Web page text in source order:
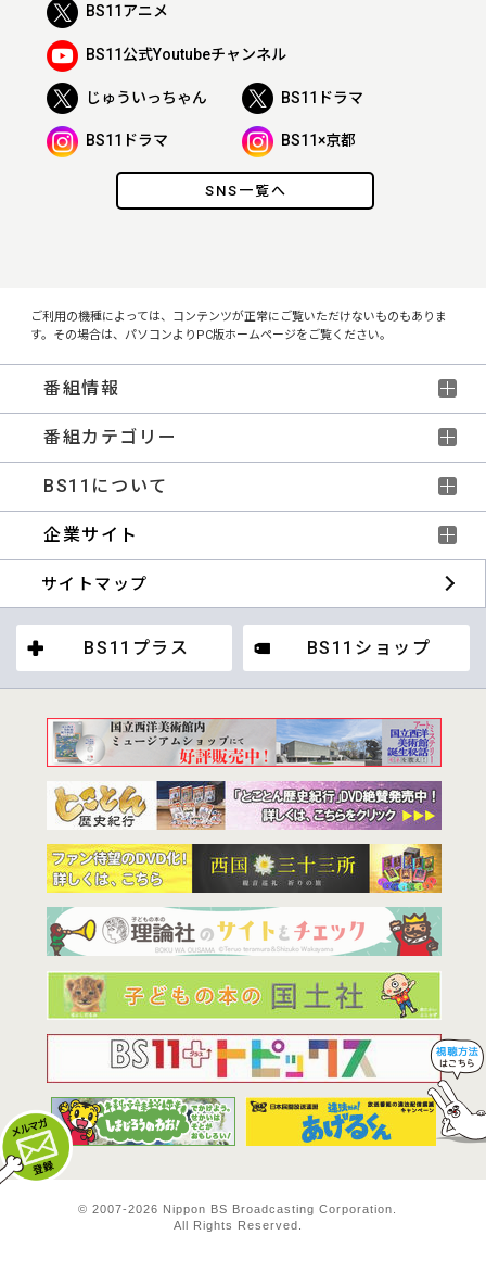
SNS一覧へ
BS11アニメ
BS11公式Youtubeチャンネル
じゅういっちゃん BS11ドラマ
BS11ドラマ BS11×京都
ご利用の機種によっては、コンテンツが正常にご覧いただけないものもありま
す。その場合は、パソコンよりPC版ホームページをご覧ください。
番組情報
番組カテゴリー
BS11について
企業サイト
サイトマップ
BS11プラス BS11ショップ
© 2007-2026 Nippon BS Broadcasting Corporation.
All Rights Reserved.